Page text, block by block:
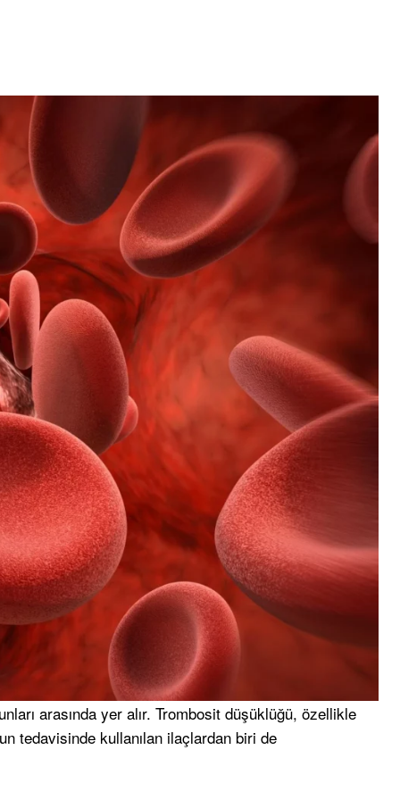
arasında yer alır. Trombosit düşüklüğü, özellikle
tedavisinde kullanılan ilaçlardan biri de